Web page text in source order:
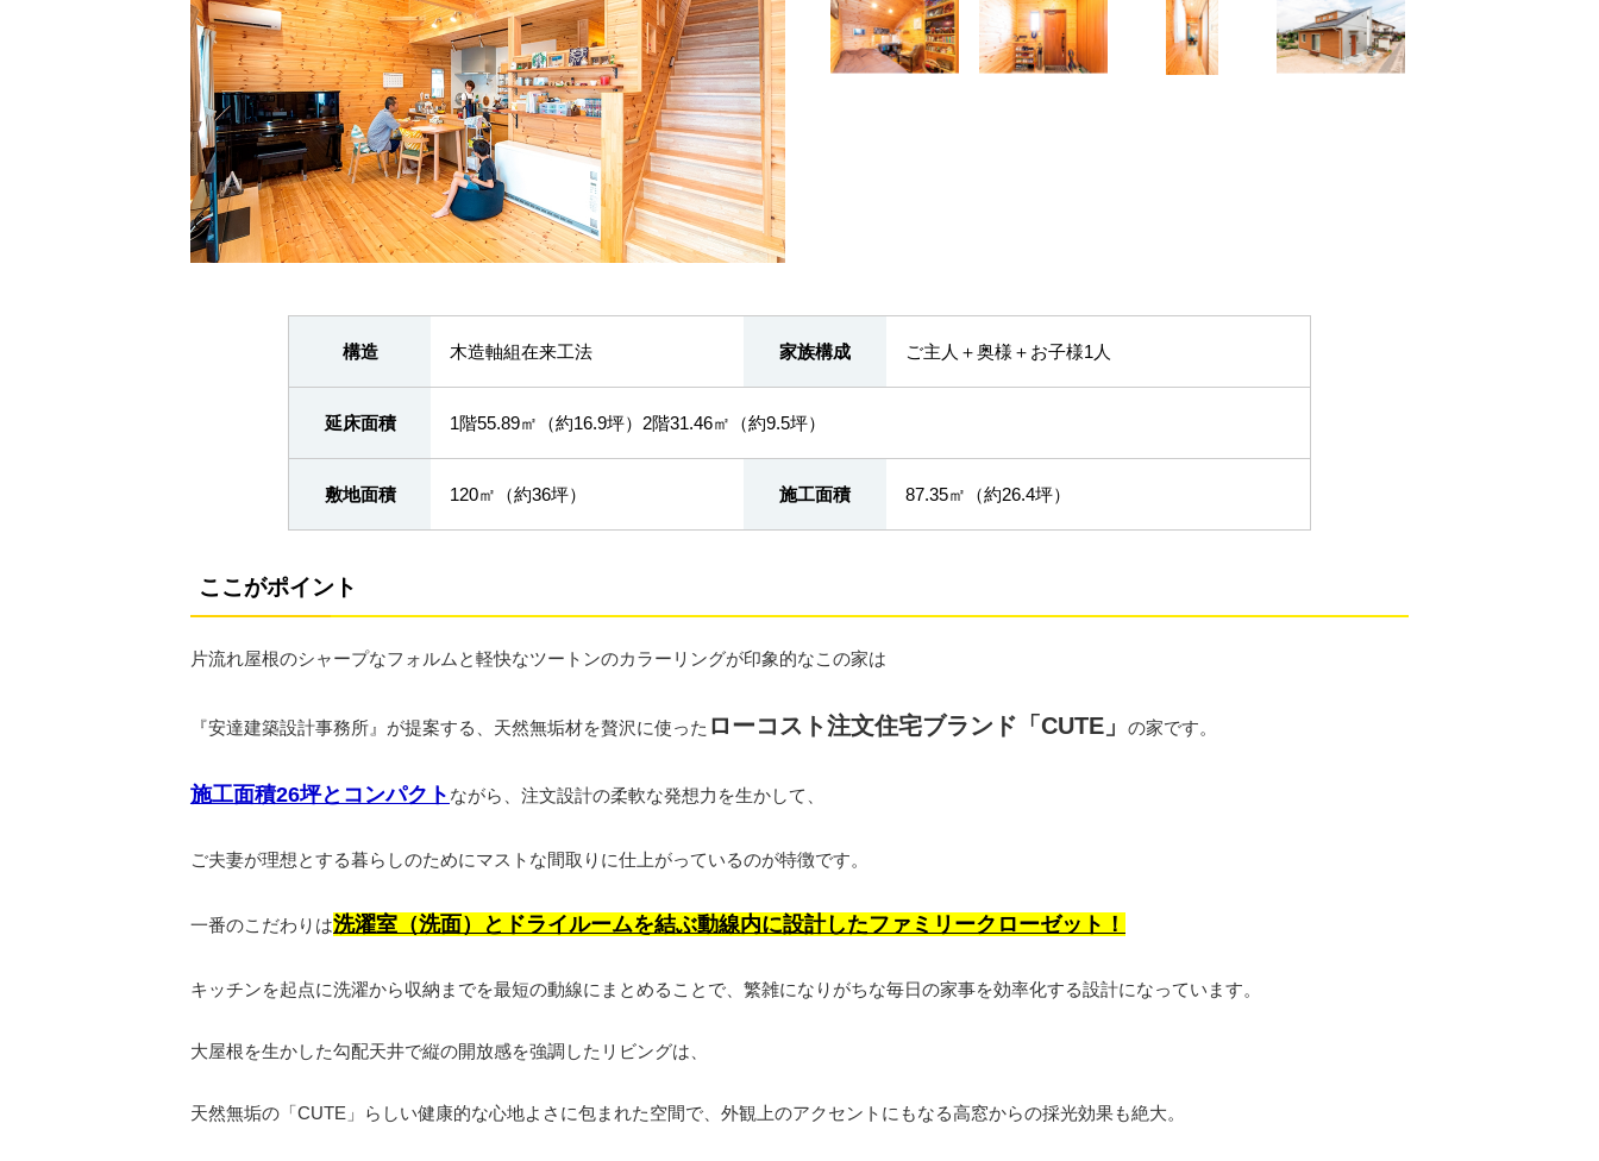
構造 木造軸組在来工法 家族構成 ご主人＋奥様＋お子様1人
延床面積 1階55.89㎡（約16.9坪）2階31.46㎡（約9.5坪）
敷地面積 120㎡（約36坪） 施工面積 87.35㎡（約26.4坪）
ここがポイント
片流れ屋根のシャープなフォルムと軽快なツートンのカラーリングが印象的なこの家は
『安達建築設計事務所』が提案する、天然無垢材を贅沢に使った ローコスト注文住宅ブランド「CUTE」 の家です。
施工面積26坪とコンパクト ながら、注文設計の柔軟な発想力を生かして、
ご夫妻が理想とする暮らしのためにマストな間取りに仕上がっているのが特徴です。
一番のこだわりは洗濯室（洗面）とドライルームを結ぶ動線内に設計したファミリークローゼット！
キッチンを起点に洗濯から収納までを最短の動線にまとめることで、繁雑になりがちな毎日の家事を効率化する設計になっています。
大屋根を生かした勾配天井で縦の開放感を強調したリビングは、
天然無垢の「CUTE」らしい健康的な心地よさに包まれた空間で、外観上のアクセントにもなる高窓からの採光効果も絶大。